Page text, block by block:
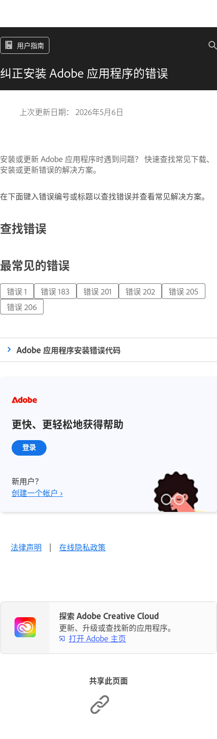
用户指南
纠正安装 Adobe 应用程序的错误
上次更新日期： 2026年5月6日
安装或更新 Adobe 应用程序时遇到问题？ 快速查找常见下载、
安装或更新错误的解决方案。
在下面键入错误编号或标题以查找错误并查看常见解决方案。
查找错误
最常见的错误
错误 1 错误 183 错误 201 错误 202
错误 205
错误 206
Adobe 应用程序安装错误代码
更快、更轻松地获得帮助
登录
新用户？
创建一个帐户 ›
法律声明 | 在线隐私政策
探索 Adobe Creative Cloud
更新、升级或查找新的应用程序。
打开 Adobe 主页
共享此页面